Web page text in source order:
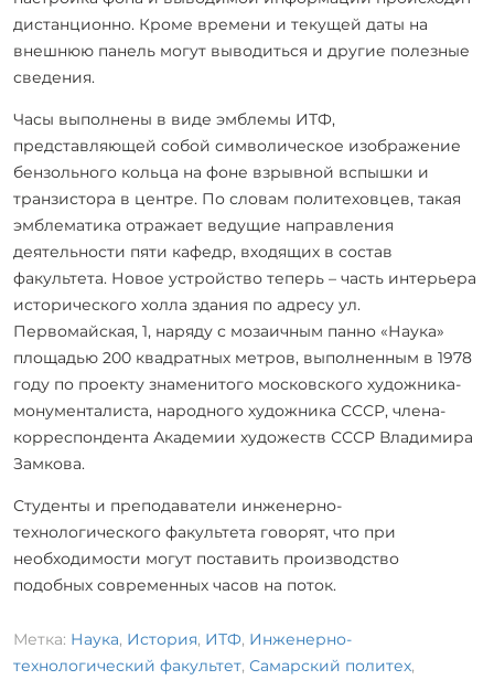
дистанционно. Кроме времени и текущей даты на
внешнюю панель могут выводиться и другие полезные
сведения.
Часы выполнены в виде эмблемы ИТФ,
представляющей собой символическое изображение
бензольного кольца на фоне взрывной вспышки и
транзистора в центре. По словам политеховцев, такая
эмблематика отражает ведущие направления
деятельности пяти кафедр, входящих в состав
факультета. Новое устройство теперь – часть интерьера
исторического холла здания по адресу ул.
Первомайская, 1, наряду с мозаичным панно «Наука»
площадью 200 квадратных метров, выполненным в 1978
году по проекту знаменитого московского художника-
монументалиста, народного художника СССР, члена-
корреспондента Академии художеств СССР Владимира
Замкова.
Студенты и преподаватели инженерно-
технологического факультета говорят, что при
необходимости могут поставить производство
подобных современных часов на поток.
Метка: Наука, История, ИТФ, Инженерно-
технологический факультет, Самарский политех,